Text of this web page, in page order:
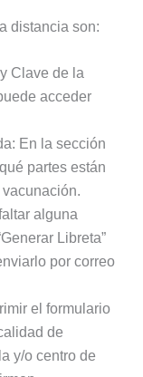
distancia son:
Clave de la
acceder
En la sección
partes están
alguna
Libreta”
por correo
el formulario
de
y/o centro de